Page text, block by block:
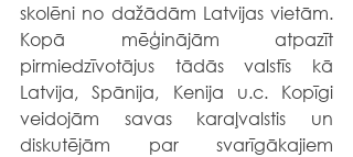
skolēni no dažādām Latvijas vietām.
Kopā mēģinājām atpazīt
pirmiedzīvotājus tādās valstīs kā
Latvija, Spānija, Kenija u.c. Kopīgi
veidojām savas karaļvalstis un
diskutējām par svarīgākajiem